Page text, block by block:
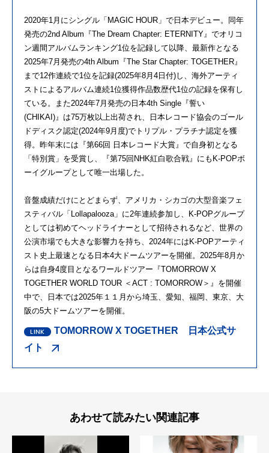
2020年1月にシングル「MAGIC HOUR」で日本デビュー。同年
発売の2nd Album『The Dream Chapter: ETERNITY』でオリコ
ン週間アルバムランキング1位を記録して以降、最新作となる
2025年7月発売の4th Album『The Star Chapter: TOGETHER』
まで12作連続で1位を記録(2025年8月4日付)し、海外アーティ
ストによるアルバム連続1位獲得作品数歴代1位の記録を保有し
ている。また2024年7月発売の日本4th Single『誓い
(CHIKAI)』は75万枚以上出荷され、日本レコード協会のゴール
ドディスク認定(2024年9月度)でトリプル・プラチナ認定を獲
得。昨年末には『第66回 日本レコード大賞』で自身初となる
「特別賞」を受賞し、『第75回NHK紅白歌合戦』にもK-POPボ
ーイグループとして唯一出場した。
音盤成績だけにとどまらず、アメリカ・シカゴの大型音楽フェ
スティバル「Lollapalooza」に2年連続参加し、K-POPグループ
としては初めてヘッドライナーとして招待されるなど、世界の
公演市場でも大きな影響力を持ち、2024年にはK-POPアーティ
スト史上最速となる日本4大ドームツアーを開催。2025年8月か
らは自身4度目となるワールドツアー『TOMORROW X
TOGETHER WORLD TOUR ＜ACT : TOMORROW＞』を開催
中で、日本では2025年１１月から埼玉、愛知、福岡、東京、大
阪の5大ドームツアーを開催。
TOMORROW X TOGETHER 日本公式サ
イト
あわせて読みたい関連記事